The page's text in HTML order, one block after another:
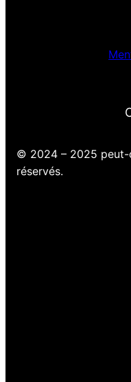
© 2024 – 2025 peut-
réservés.